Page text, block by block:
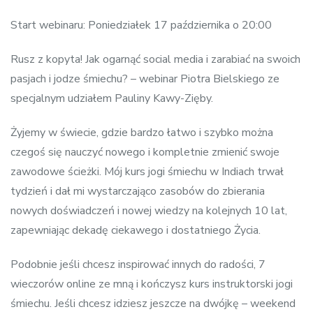
Start webinaru: Poniedziałek 17 października o 20:00
Rusz z kopyta! Jak ogarnąć social media i zarabiać na swoich
pasjach i jodze śmiechu? – webinar Piotra Bielskiego ze
specjalnym udziałem Pauliny Kawy-Zięby.
Żyjemy w świecie, gdzie bardzo łatwo i szybko można
czegoś się nauczyć nowego i kompletnie zmienić swoje
zawodowe ścieżki. Mój kurs jogi śmiechu w Indiach trwał
tydzień i dał mi wystarczająco zasobów do zbierania
nowych doświadczeń i nowej wiedzy na kolejnych 10 lat,
zapewniając dekadę ciekawego i dostatniego Życia.
Podobnie jeśli chcesz inspirować innych do radości, 7
wieczorów online ze mną i kończysz kurs instruktorski jogi
śmiechu. Jeśli chcesz idziesz jeszcze na dwójkę – weekend